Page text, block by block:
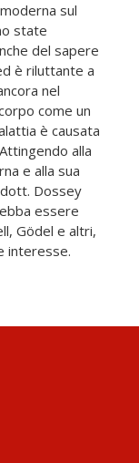
sul
state
del sapere
è riluttante a
nel
come un
è causata
alla
e alla sua
Dossey
essere
Gödel e altri,
interesse.